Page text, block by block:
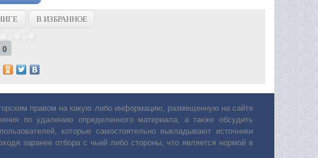
В ИЗБРАННОЕ
0
правом на какую либо информацию, размещенную на сайте
по удалению определенного материала, а также обсудить
которые самостоятельно выкладывают источники
заранее отбора с чьей либо стороны, что является нормой в